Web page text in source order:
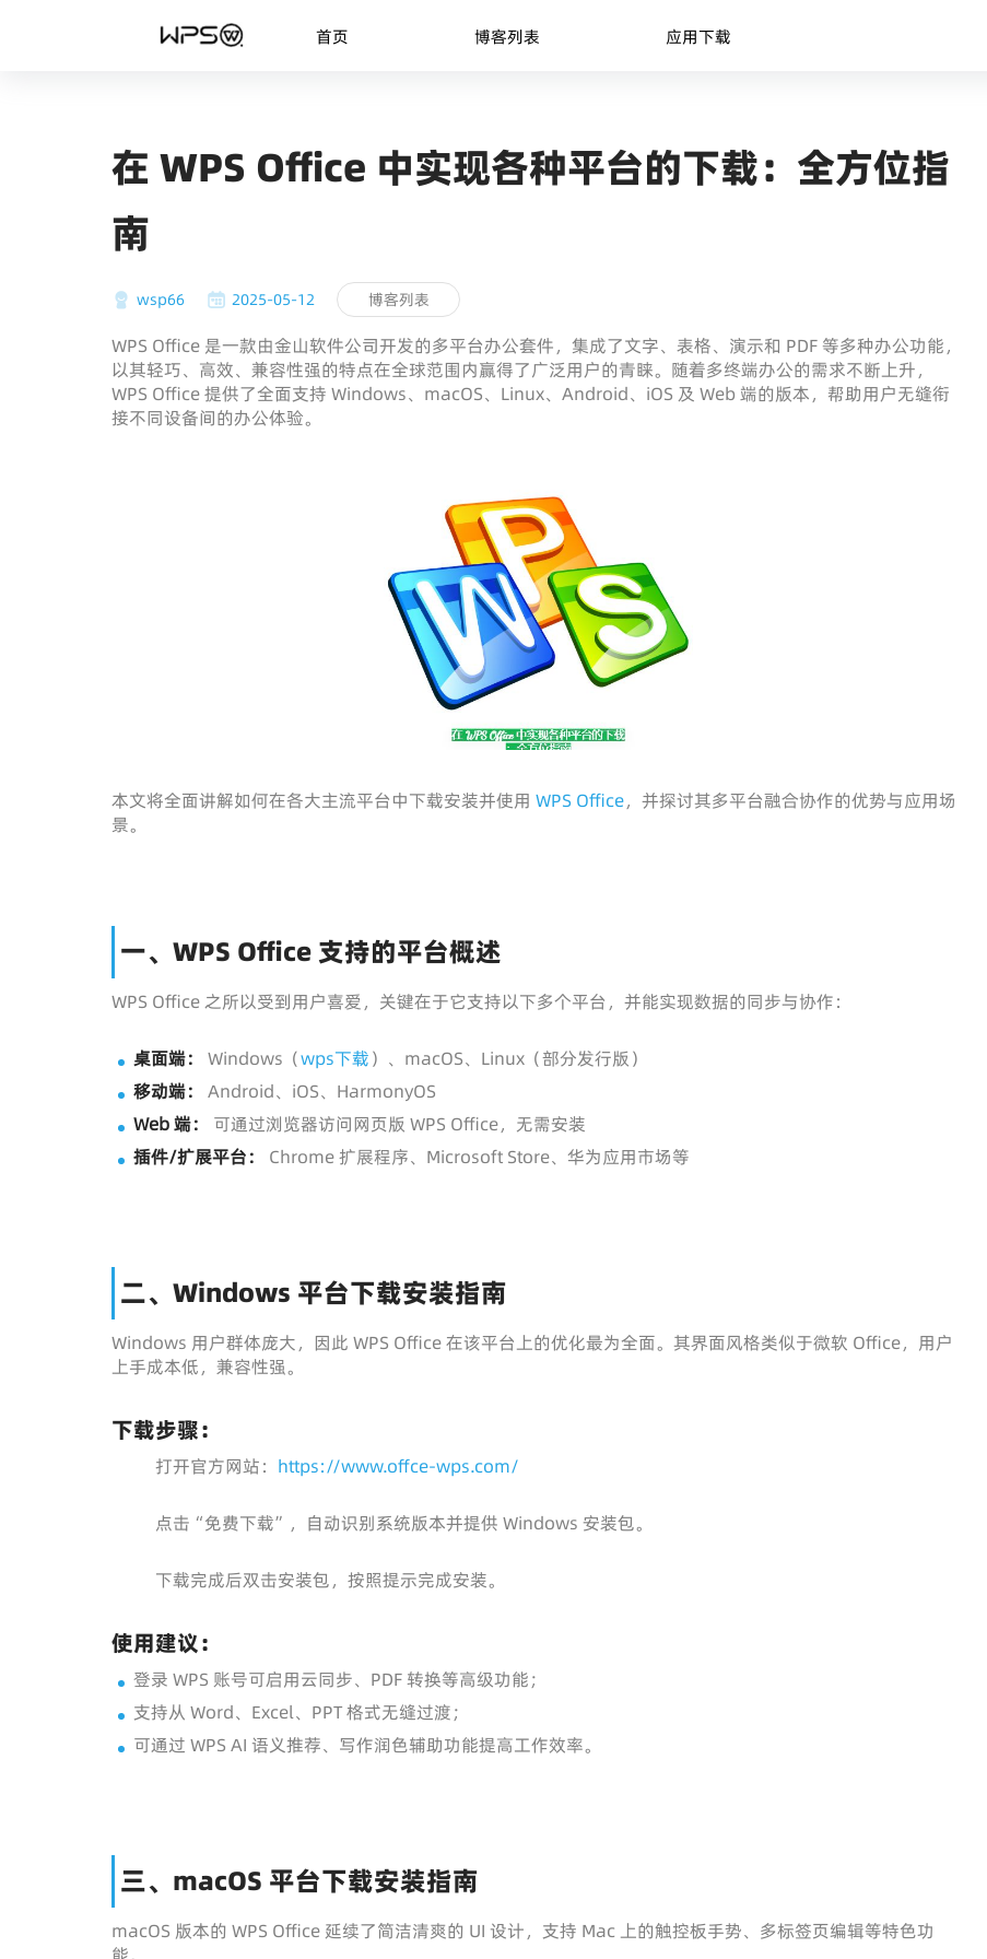
首页 博客列表 应用下载
在 WPS Office 中实现各种平台的下载：全方位指
南
wsp66 2025-05-12 博客列表
WPS Office 是一款由金山软件公司开发的多平台办公套件，集成了文字、表格、演示和 PDF 等多种办公功能，
以其轻巧、高效、兼容性强的特点在全球范围内赢得了广泛用户的青睐。随着多终端办公的需求不断上升，
WPS Office 提供了全面支持 Windows、macOS、Linux、Android、iOS 及 Web 端的版本，帮助用户无缝衔
接不同设备间的办公体验。
本文将全面讲解如何在各大主流平台中下载安装并使用 WPS Office，并探讨其多平台融合协作的优势与应用场
景。
一、WPS Office 支持的平台概述
WPS Office 之所以受到用户喜爱，关键在于它支持以下多个平台，并能实现数据的同步与协作：
桌面端： Windows（wps下载）、macOS、Linux（部分发行版）
移动端：
Android、iOS、HarmonyOS
Web 端：
可通过浏览器访问网页版 WPS Office，无需安装
插件/扩展平台：
Chrome 扩展程序、Microsoft Store、华为应用市场等
二、Windows 平台下载安装指南
Windows 用户群体庞大，因此 WPS Office 在该平台上的优化最为全面。其界面风格类似于微软 Office，用户
上手成本低，兼容性强。
下载步骤：
打开官方网站： https://www.offce-wps.com/
点击“免费下载”，自动识别系统版本并提供 Windows 安装包。
下载完成后双击安装包，按照提示完成安装。
使用建议：
登录 WPS 账号可启用云同步、PDF 转换等高级功能；
支持从 Word、Excel、PPT 格式无缝过渡；
可通过 WPS AI 语义推荐、写作润色辅助功能提高工作效率。
三、macOS 平台下载安装指南
macOS 版本的 WPS Office 延续了简洁清爽的 UI 设计，支持 Mac 上的触控板手势、多标签页编辑等特色功